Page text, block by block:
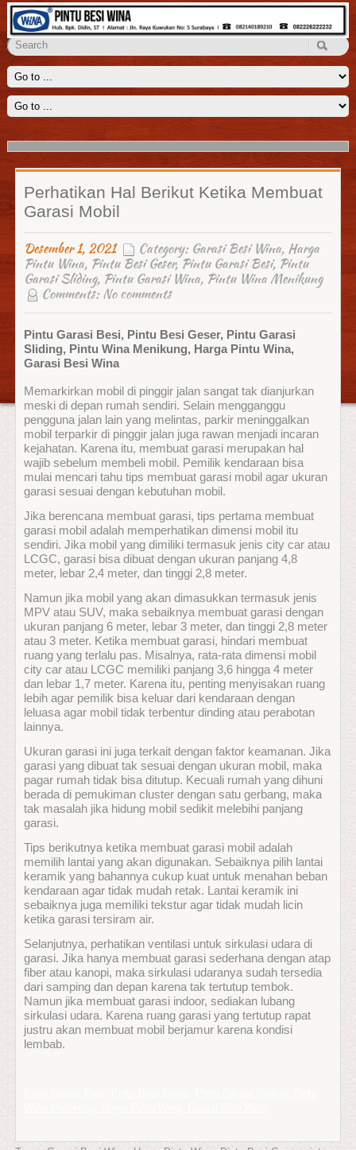
Penyekat Ruangan Wina
Kami menyediakan solusi untuk menyekat ruangan yang luas seperti
ruang keluarga, aula, lobi dengan sebuah penyekat ruangan
More
Perhatikan Hal Berikut Ketika Membuat
Garasi Mobil
Desember 1, 2021 Category: Garasi Besi Wina, Harga
Pintu Wina, Pintu Besi Geser, Pintu Garasi Besi, Pintu
Garasi Sliding, Pintu Garasi Wina, Pintu Wina Menikung
Comments: No comments
Pintu Garasi Besi, Pintu Besi Geser, Pintu Garasi
Sliding, Pintu Wina Menikung, Harga Pintu Wina,
Garasi Besi Wina
Memarkirkan mobil di pinggir jalan sangat tak dianjurkan
meski di depan rumah sendiri. Selain mengganggu
pengguna jalan lain yang melintas, parkir meninggalkan
mobil terparkir di pinggir jalan juga rawan menjadi incaran
kejahatan. Karena itu, membuat garasi merupakan hal
wajib sebelum membeli mobil. Pemilik kendaraan bisa
mulai mencari tahu tips membuat garasi mobil agar ukuran
garasi sesuai dengan kebutuhan mobil.
Jika berencana membuat garasi, tips pertama membuat
garasi mobil adalah memperhatikan dimensi mobil itu
sendiri. Jika mobil yang dimiliki termasuk jenis city car atau
LCGC, garasi bisa dibuat dengan ukuran panjang 4,8
meter, lebar 2,4 meter, dan tinggi 2,8 meter.
Namun jika mobil yang akan dimasukkan termasuk jenis
MPV atau SUV, maka sebaiknya membuat garasi dengan
ukuran panjang 6 meter, lebar 3 meter, dan tinggi 2,8 meter
atau 3 meter. Ketika membuat garasi, hindari membuat
ruang yang terlalu pas. Misalnya, rata-rata dimensi mobil
city car atau LCGC memiliki panjang 3,6 hingga 4 meter
dan lebar 1,7 meter. Karena itu, penting menyisakan ruang
lebih agar pemilik bisa keluar dari kendaraan dengan
leluasa agar mobil tidak terbentur dinding atau perabotan
lainnya.
Ukuran garasi ini juga terkait dengan faktor keamanan. Jika
garasi yang dibuat tak sesuai dengan ukuran mobil, maka
pagar rumah tidak bisa ditutup. Kecuali rumah yang dihuni
berada di pemukiman cluster dengan satu gerbang, maka
tak masalah jika hidung mobil sedikit melebihi panjang
garasi.
Tips berikutnya ketika membuat garasi mobil adalah
memilih lantai yang akan digunakan. Sebaiknya pilih lantai
keramik yang bahannya cukup kuat untuk menahan beban
kendaraan agar tidak mudah retak. Lantai keramik ini
sebaiknya juga memiliki tekstur agar tidak mudah licin
ketika garasi tersiram air.
Selanjutnya, perhatikan ventilasi untuk sirkulasi udara di
garasi. Jika hanya membuat garasi sederhana dengan atap
fiber atau kanopi, maka sirkulasi udaranya sudah tersedia
dari samping dan depan karena tak tertutup tembok.
Namun jika membuat garasi indoor, sediakan lubang
sirkulasi udara. Karena ruang garasi yang tertutup rapat
justru akan membuat mobil berjamur karena kondisi
lembab.